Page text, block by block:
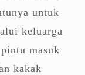
untuk
keluarga
masuk
kakak